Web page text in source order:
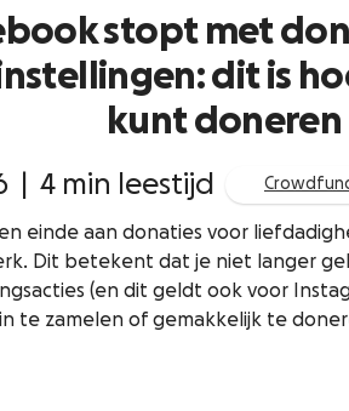
stopt met
dit is
kunt doneren
4 min leestijd
einde aan donaties voor
Dit betekent dat je niet langer
(en dit geldt ook voor
te zamelen of gemakkelijk te